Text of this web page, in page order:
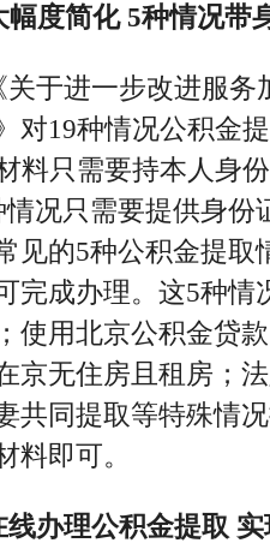
度简化 5种情况带
于进一步改进服务
对19种情况公积金
料只需要持本人身
况只需要提供身份
见的5种公积金提取
完成办理。这5种情
使用北京公积金贷
京无住房且租房；
共同提取等特殊情
料即可。
办理公积金提取